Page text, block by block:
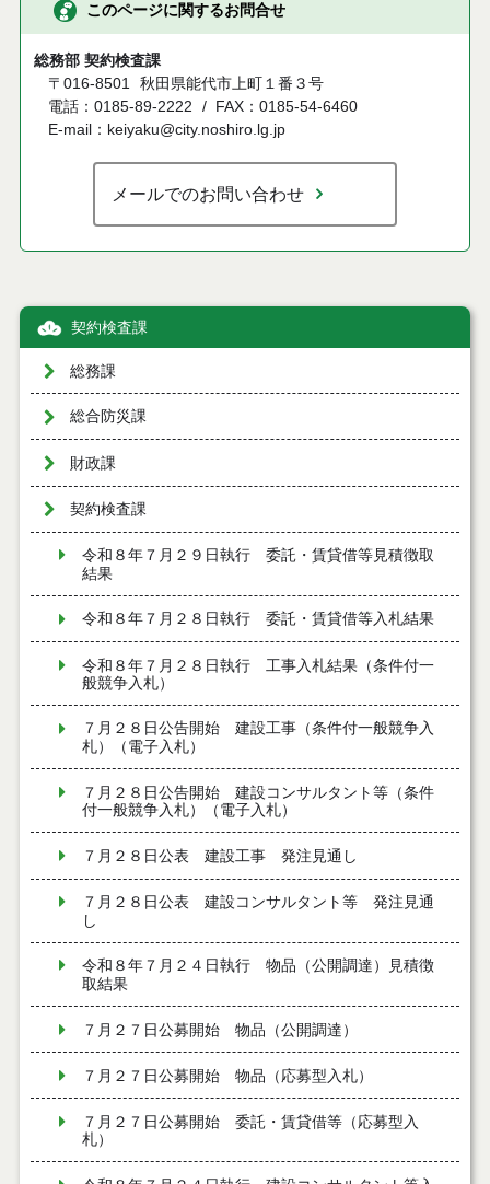
このページに関するお問合せ
総務部 契約検査課
〒016-8501
秋田県能代市上町１番３号
電話：0185-89-2222
FAX：0185-54-6460
E-mail：keiyaku@city.noshiro.lg.jp
メールでのお問い合わせ
契約検査課
総務課
総合防災課
財政課
契約検査課
令和８年７月２９日執行 委託・賃貸借等見積徴取
結果
令和８年７月２８日執行 委託・賃貸借等入札結果
令和８年７月２８日執行 工事入札結果（条件付一
般競争入札）
７月２８日公告開始 建設工事（条件付一般競争入
札）（電子入札）
７月２８日公告開始 建設コンサルタント等（条件
付一般競争入札）（電子入札）
７月２８日公表 建設工事 発注見通し
７月２８日公表 建設コンサルタント等 発注見通
し
令和８年７月２４日執行 物品（公開調達）見積徴
取結果
７月２７日公募開始 物品（公開調達）
７月２７日公募開始 物品（応募型入札）
７月２７日公募開始 委託・賃貸借等（応募型入
札）